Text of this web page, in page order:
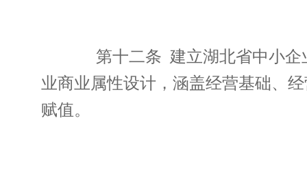
第十二条 建立湖北省中小企
业商业属性设计，涵盖经营基础、
赋值。